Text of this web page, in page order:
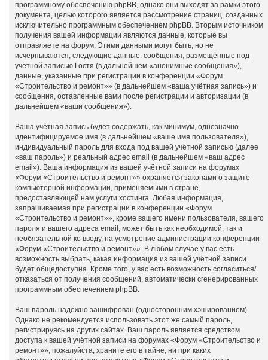
программному обеспечению phpBB, однако они выходят за рамки этого
документа, целью которого является рассмотрение страниц, созданных
исключительно программным обеспечением phpBB. Вторым источником
получения вашей информации являются данные, которые вы
отправляете на форум. Этими данными могут быть, но не
исчерпываются, следующие данные: сообщения, размещённые под
учётной записью Гостя (в дальнейшем «анонимные сообщения»),
данные, указанные при регистрации в конференции «Форум
«Строительство и ремонт»» (в дальнейшем «ваша учётная запись») и
сообщения, оставленные вами после регистрации и авторизации (в
дальнейшем «ваши сообщения»).
Ваша учётная запись будет содержать, как минимум, однозначно
идентифицируемое имя (в дальнейшем «ваше имя пользователя»),
индивидуальный пароль для входа под вашей учётной записью (далее
«ваш пароль») и реальный адрес email (в дальнейшем «ваш адрес
email»). Ваша информация из вашей учётной записи на форумах
«Форум «Строительство и ремонт»» охраняется законами о защите
компьютерной информации, применяемыми в стране,
предоставляющей нам услуги хостинга. Любая информация,
запрашиваемая при регистрации в конференции «Форум
«Строительство и ремонт»», кроме вашего имени пользователя, вашего
пароля и вашего адреса email, может быть как необходимой, так и
необязательной ко вводу, на усмотрение администрации конференции
«Форум «Строительство и ремонт»». В любом случае у вас есть
возможность выбрать, какая информация из вашей учётной записи
будет общедоступна. Кроме того, у вас есть возможность согласиться/
отказаться от получения сообщений, автоматически сгенерированных
программным обеспечением phpBB.
Ваш пароль надёжно зашифрован (односторонним хэшированием).
Однако не рекомендуется использовать этот же самый пароль,
регистрируясь на других сайтах. Ваш пароль является средством
доступа к вашей учётной записи на форумах «Форум «Строительство и
ремонт»», пожалуйста, храните его в тайне, ни при каких